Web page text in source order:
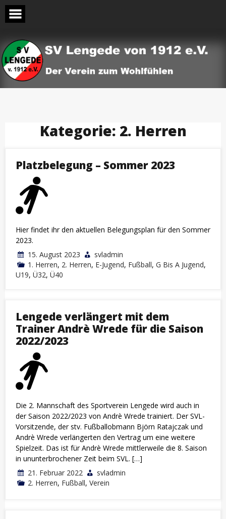
Skip
content
Kategorie: 2. Herren
Platzbelegung – Sommer 2023
Hier findet ihr den aktuellen Belegungsplan für den Sommer
2023.
15. August 2023
svladmin
1. Herren, 2. Herren, E-Jugend, Fußball, G Bis A Jugend,
U19, Ü32, Ü40
Lengede verlängert mit dem
Trainer Andrè Wrede für die Saison
2022/2023
Die 2. Mannschaft des Sportverein Lengede wird auch in
der Saison 2022/2023 von Andrè Wrede trainiert. Der SVL-
Vorsitzende, der stv. Fußballobmann Björn Ratajczak und
Andrè Wrede verlängerten den Vertrag um eine weitere
Spielzeit. Das ist für Andrè Wrede mittlerweile die 8. Saison
in ununterbrochener Zeit beim SVL. […]
21. Februar 2022
svladmin
2. Herren, Fußball, Verein